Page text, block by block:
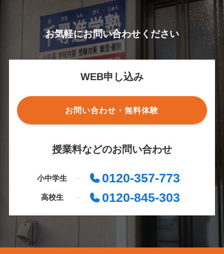
お気軽にお問い合わせください
WEB申し込み
お問い合わせ・無料体験
授業料などのお問い合わせ
小中学生 0120-357-773
高校生 0120-845-303